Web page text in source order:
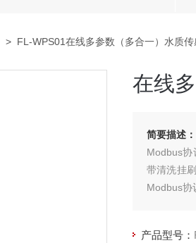
> FL-WPS01在线多参数（多合一）水质
在线
简要描述：
Modbus协
带清洗挂
Modbus协
产品型号：